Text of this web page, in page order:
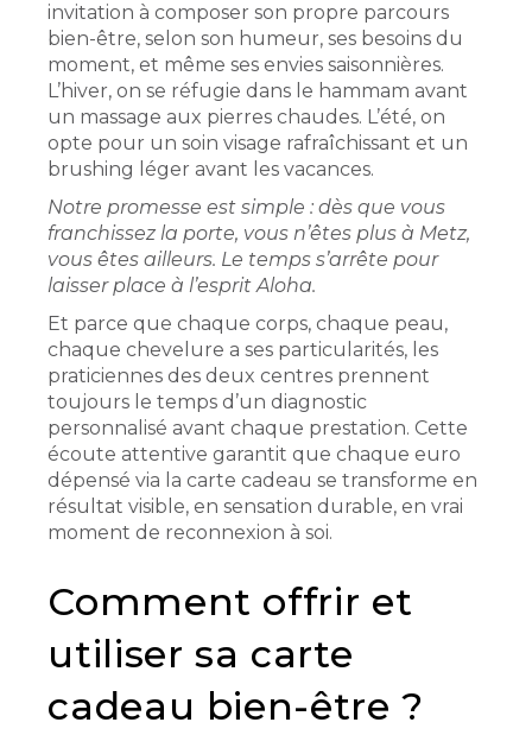
invitation à composer son propre parcours
bien-être, selon son humeur, ses besoins du
moment, et même ses envies saisonnières.
L’hiver, on se réfugie dans le hammam avant
un massage aux pierres chaudes. L’été, on
opte pour un soin visage rafraîchissant et un
brushing léger avant les vacances.
Notre promesse est simple : dès que vous
franchissez la porte, vous n’êtes plus à Metz,
vous êtes ailleurs. Le temps s’arrête pour
laisser place à l’esprit Aloha.
Et parce que chaque corps, chaque peau,
chaque chevelure a ses particularités, les
praticiennes des deux centres prennent
toujours le temps d’un diagnostic
personnalisé avant chaque prestation. Cette
écoute attentive garantit que chaque euro
dépensé via la carte cadeau se transforme en
résultat visible, en sensation durable, en vrai
moment de reconnexion à soi.
Comment offrir et
utiliser sa carte
cadeau bien-être ?